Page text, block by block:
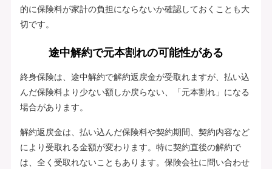
的に保険料が家計の負担にならないか確認しておくことも大
切です。
途中解約で元本割れの可能性がある
終身保険は、途中解約で解約返戻金が受取れますが、払い込
んだ保険料より少ない額しか戻らない、「元本割れ」になる
場合があります。
解約返戻金は、払い込んだ保険料や契約期間、契約内容など
により受取れる金額が変わります。特に契約直後の解約で
は、全く受取れないこともあります。保険会社に問い合わせ